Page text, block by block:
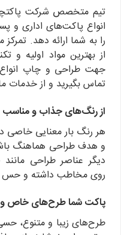
تیم متخصص شرکت پاکتچی
انواع پاکت‌های اداری و
را به شما ارائه دهد.
از بهترین مواد اولیه و
جهت طراحی و چاپ انواع
تماس بگیرید و از خدمات
از رنگ‌های جذاب و مناسب
هر رنگ بار معنایی خاصی
و هدف طراحی هماهنگ
دیگر عناصر طراحی
روی مخاطب داشته و حس
پاکت شما طرح‌های خاص و
طرح‌های زیبا و متنوع،